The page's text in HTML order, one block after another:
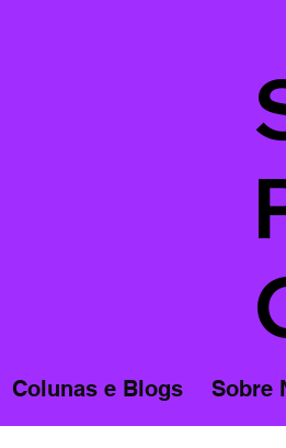
Colunas e Blogs Sobre